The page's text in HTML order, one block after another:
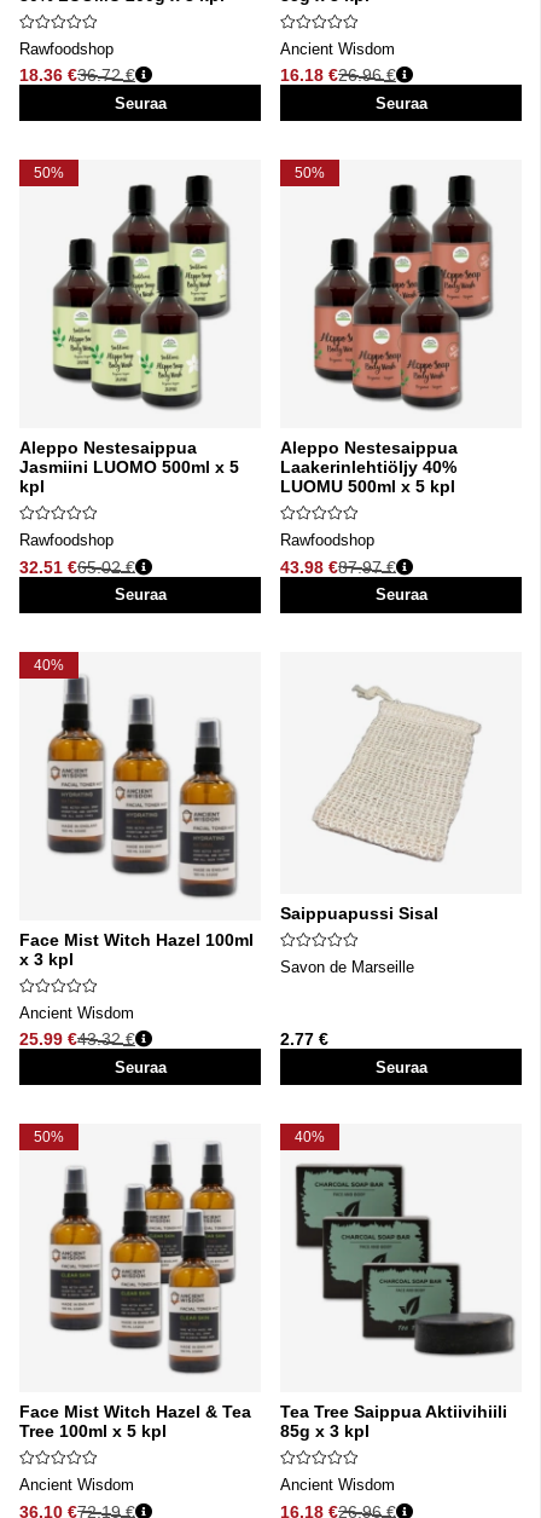
Rawfoodshop
18.36 €
Normaali hinta
36.72 €
Seuraa
Ancient Wisdom
16.18 €
Normaali hinta
26.96 €
Seuraa
50%
Aleppo Nestesaippua
Jasmiini LUOMO 500ml x 5
kpl
Rawfoodshop
32.51 €
Normaali hinta
65.02 €
Seuraa
50%
Aleppo Nestesaippua
Laakerinlehtiöljy 40%
LUOMU 500ml x 5 kpl
Rawfoodshop
43.98 €
Normaali hinta
87.97 €
Seuraa
40%
Face Mist Witch Hazel 100ml
x 3 kpl
Ancient Wisdom
25.99 €
Normaali hinta
43.32 €
Seuraa
Saippuapussi Sisal
Savon de Marseille
2.77 €
Seuraa
50%
Face Mist Witch Hazel & Tea
Tree 100ml x 5 kpl
Ancient Wisdom
36.10 €72.19 €
40%
Tea Tree Saippua Aktiivihiili
85g x 3 kpl
Ancient Wisdom
16.18 €26.96 €